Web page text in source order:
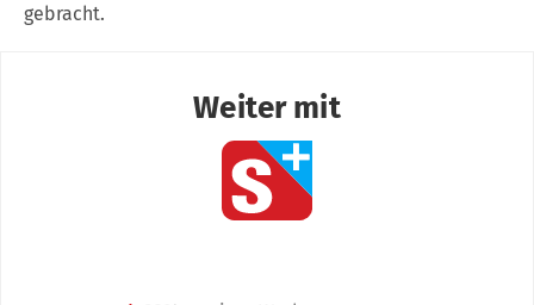
gebracht.